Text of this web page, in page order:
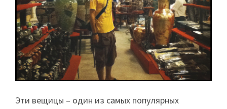
Эти вещицы – один из самых популярных